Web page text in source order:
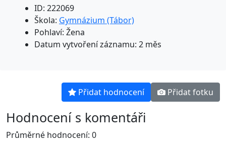
ID: 222069
Škola: Gymnázium (Tábor)
Pohlaví: Žena
Datum vytvoření záznamu: 2 měs
Přidat hodnocení Přidat fotku
Hodnocení s komentáři
Průměrné hodnocení: 0